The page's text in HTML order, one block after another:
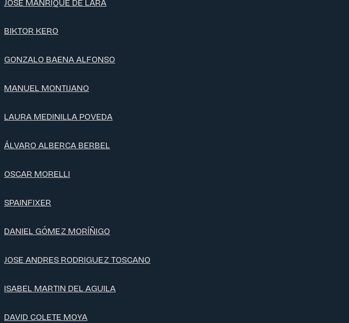
JOSÉ MANRIQUE DE LARA
BIKTOR KERO
GONZALO BAENA ALFONSO
MANUEL MONTIJANO
LAURA MEDINILLA POVEDA
ÁLVARO ALBERCA BERBEL
OSCAR MORELLI
SPAINFIXER
DANIEL GÓMEZ MORÍÑIGO
JOSE ANDRES RODRIGUEZ TOSCANO
ISABEL MARTIN DEL AGUILA
DAVID COLETE MOYA